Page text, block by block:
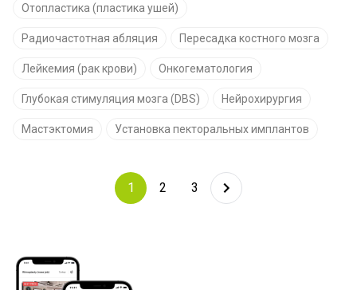
Отопластика (пластика ушей)
Радиочастотная абляция Пересадка костного мозга
Лейкемия (рак крови) Онкогематология
Глубокая стимуляция мозга (DBS) Нейрохирургия
Мастэктомия Установка пекторальных имплантов
1 2 3